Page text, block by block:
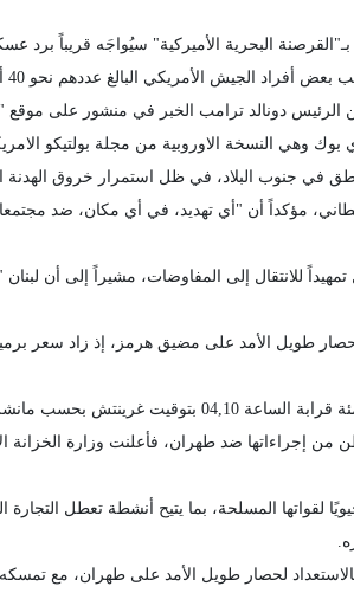
البحرية الأميركية" سيُواجَه قريباً برد
الرئيس دونالد ترامب الخبر في منشور على
وهي النسخة الاوروبية من مجلة بولتيكو
في جنوب البلاد، في ظل استمرار خروق الهدنة
مؤكداً أن "أي تهديد، في أي مكان، ضد
للانتقال إلى المفاوضات، مشيراً إلى أن لبنان
وبلغ سعر برميل خام برنت بحر الشمال المعياري الدولي 124,67 دولارا
لقواتها المسلحة، بما يتيح أنشطة تعطل
لحصار طويل الأمد على طهران، مع تمسكه